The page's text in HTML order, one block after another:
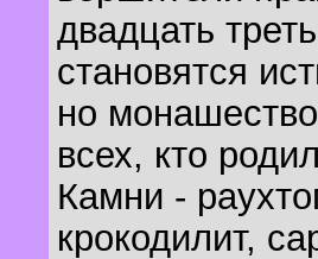
двадцать
становятся
но
всех, кто
Камни -
крокодилит,